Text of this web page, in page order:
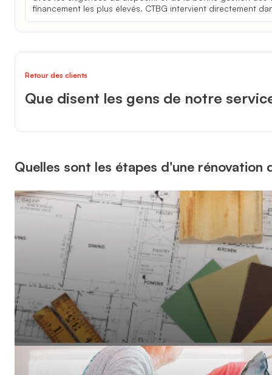
financement les plus élevés. CTBG intervient directement
Retour des clients
Que disent les gens de notre
Quelles sont les étapes d'une rénovation